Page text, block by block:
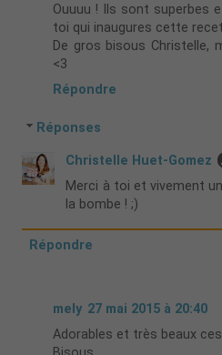
Ouuuu ! Ils sont superbes
toi qui inaugures cette
De gros bisous Christelle,
<3
Répondre
Réponses
Christelle Huet-Gomez
Merci à toi et vivement
la bombe ! ;)
Répondre
mely 27 mai 2015 à 20:40
Adorables et très beaux